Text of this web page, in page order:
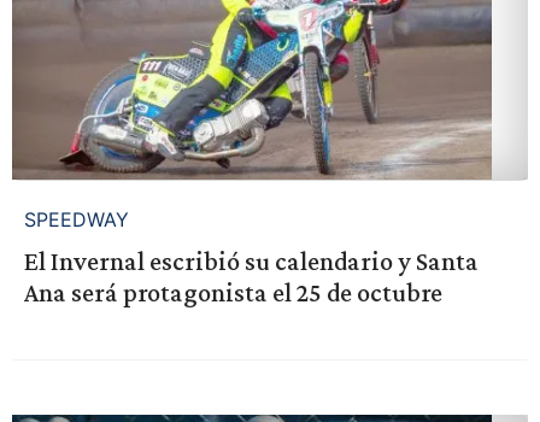
SPEEDWAY
El Invernal escribió su calendario y Santa
Ana será protagonista el 25 de octubre